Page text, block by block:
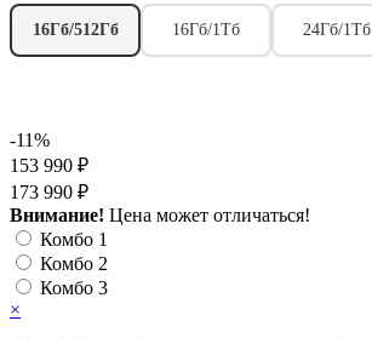
16Гб/512Гб 16Гб/1Тб 24Гб/1Тб
-11%
153 990 ₽
173 990 ₽
Внимание! Цена может отличаться!
Комбо 1
Комбо 2
Комбо 3
×